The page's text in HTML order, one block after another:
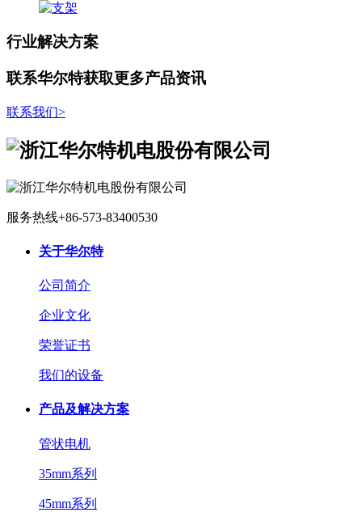
行业解决方案
联系华尔特获取更多产品资讯
联系我们>
服务热线+86-573-83400530
关于华尔特
公司简介
企业文化
荣誉证书
我们的设备
产品及解决方案
管状电机
35mm系列
45mm系列